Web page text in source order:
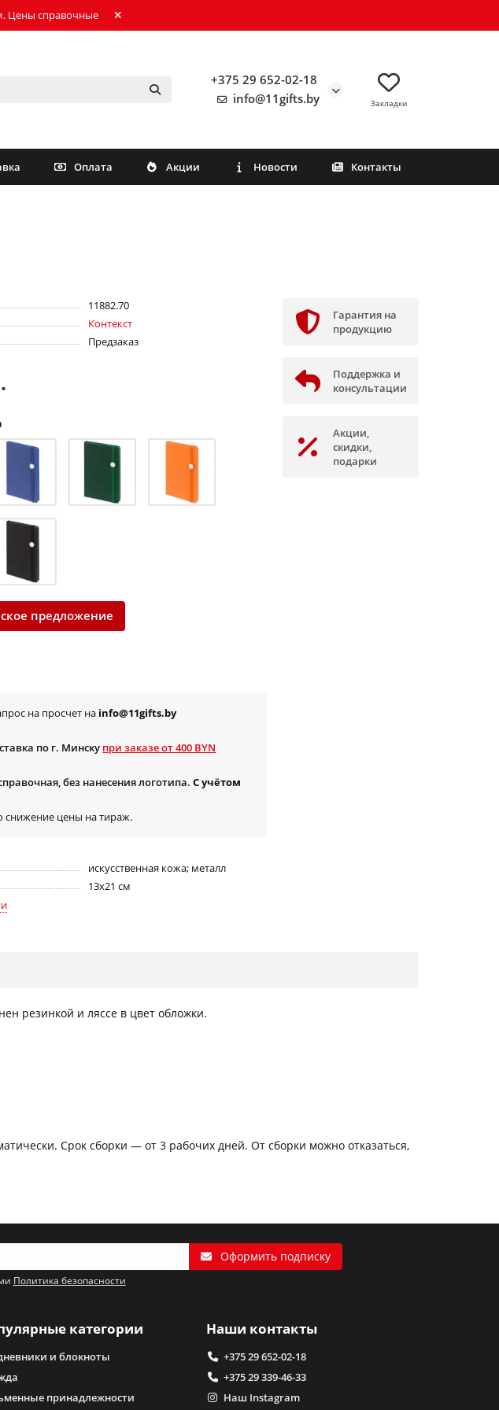
Цены справочные
+375 29 652-02-18
info@11gifts.by
Закладки
Оплата Акции Новости Контакты
11882.70
Контекст
Предзаказ
предложение
на просчет на info@11gifts.by
по г. Минску при заказе от 400 BYN
без нанесения логотипа. С учётом
снижение цены на тираж.
искусственная кожа; металл
13х21 см
Гарантия на
продукцию
Поддержка и
консультации
Акции,
скидки,
подарки
резинкой и ляссе в цвет обложки.
Срок сборки — от 3 рабочих дней. От сборки можно отказаться,
Оформить подписку
Политика безопасности
категории
и блокноты
принадлежности
Наши контакты
+375 29 652-02-18
+375 29 339-46-33
Наш Instagram